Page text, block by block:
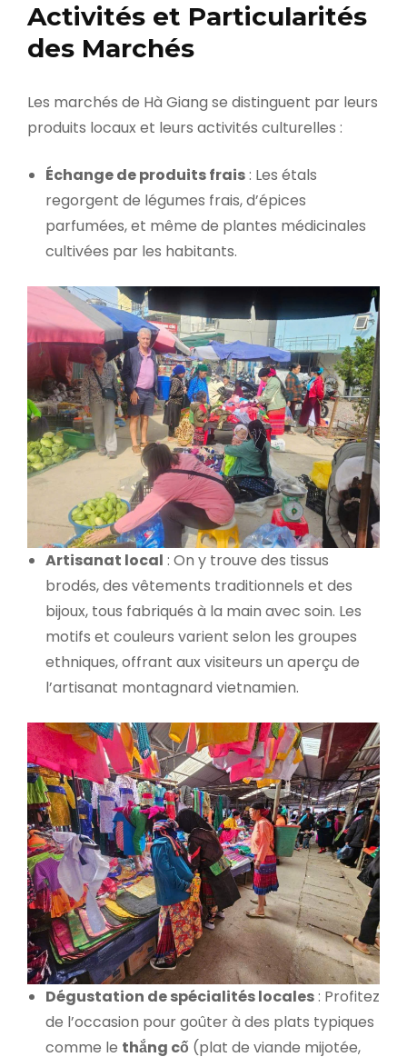
Activités et Particularités
des Marchés
Les marchés de Hà Giang se distinguent par leurs
produits locaux et leurs activités culturelles :
Échange de produits frais: Les étals
regorgent de légumes frais, d’épices
parfumées, et même de plantes médicinales
cultivées par les habitants.
Artisanat local : On y trouve des tissus
brodés, des vêtements traditionnels et des
bijoux, tous fabriqués à la main avec soin. Les
motifs et couleurs varient selon les groupes
ethniques, offrant aux visiteurs un aperçu de
l’artisanat montagnard vietnamien.
Dégustation de spécialités locales: Profitez
de l’occasion pour goûter à des plats typiques
comme le thắng cố (plat de viande mijotée,